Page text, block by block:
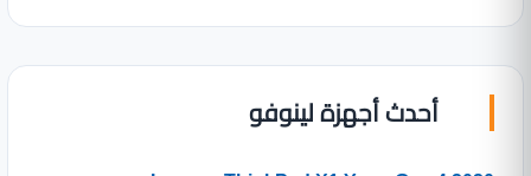
أحدث أجهزة لينوفو